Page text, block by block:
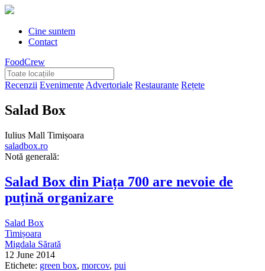
Cine suntem
Contact
FoodCrew
Recenzii Evenimente Advertoriale Restaurante Rețete
Salad Box
Iulius Mall Timișoara
saladbox.ro
Notă generală:
Salad Box din Piața 700 are nevoie de
puțină organizare
Salad Box
Timișoara
Migdala Sărată
12 June 2014
Etichete: green box, morcov, pui